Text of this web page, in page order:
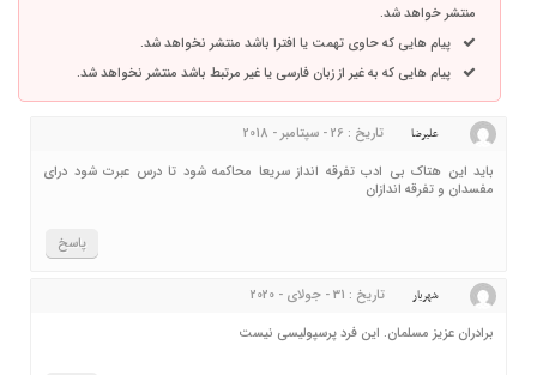
منتشر خواهد شد.
پیام هایی که حاوی تهمت یا افترا باشد منتشر نخواهد شد.
پیام هایی که به غیر از زبان فارسی یا غیر مرتبط باشد منتشر نخواهد شد.
عليرضا
تاریخ : 26 - سپتامبر - 2018
بايد اين هتاك بي ادب تفرقه انداز سريعا محاكمه شود تا درس عبرت شود دراي
مفسدان و تفرقه اندازان
پاسخ
شهریار
تاریخ : 31 - جولای - 2020
برادران عزیز مسلمان. این فرد پرسپولیسی نیست